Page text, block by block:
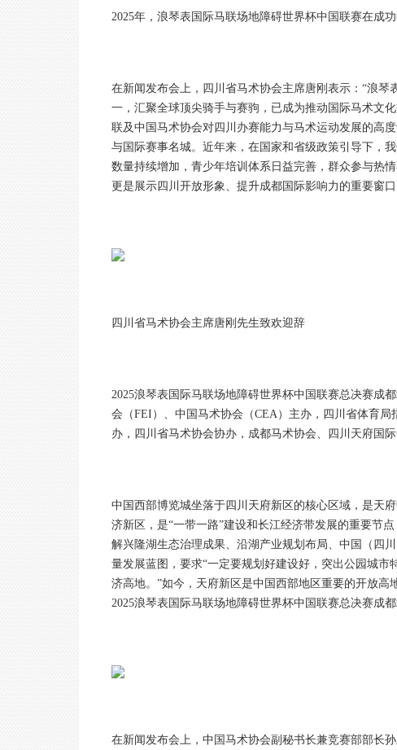
2025年，浪琴表国际马联场地障碍世界杯中国联赛在成
在新闻发布会上，四川省马术协会主席唐刚表示：“浪
一，汇聚全球顶尖骑手与赛驹，已成为推动国际马术文
联及中国马术协会对四川办赛能力与马术运动发展的高
与国际赛事名城。近年来，在国家和省级政策引导下，
数量持续增加，青少年培训体系日益完善，群众参与热
更是展示四川开放形象、提升成都国际影响力的重要窗口
四川省马术协会主席唐刚先生致欢迎辞
2025浪琴表国际马联场地障碍世界杯中国联赛总决赛成
会（FEI）、中国马术协会（CEA）主办，四川省体育
办，四川省马术协会协办，成都马术协会、四川天府国
中国西部博览城坐落于四川天府新区的核心区域，是天
济新区，是“一带一路”建设和长江经济带发展的重要节
解兴隆湖生态治理成果、沿湖产业规划布局、中国（四
量发展蓝图，要求“一定要规划好建设好，突出公园城
济高地。”如今，天府新区是中国西部地区重要的开放高
2025浪琴表国际马联场地障碍世界杯中国联赛总决赛成
在新闻发布会上，中国马术协会副秘书长兼竞赛部部长